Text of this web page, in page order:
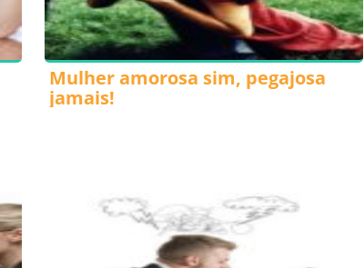
Mulher amorosa sim, pegajosa
jamais!